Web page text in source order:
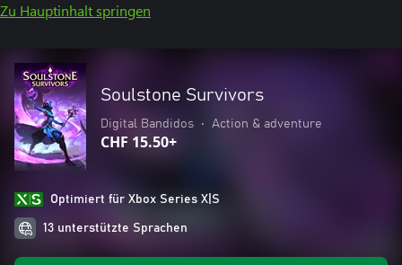
Zu Hauptinhalt springen
Soulstone Survivors
Digital Bandidos • Action & adventure
CHF 15.50+
Optimiert für Xbox Series X|S
13 unterstützte Sprachen